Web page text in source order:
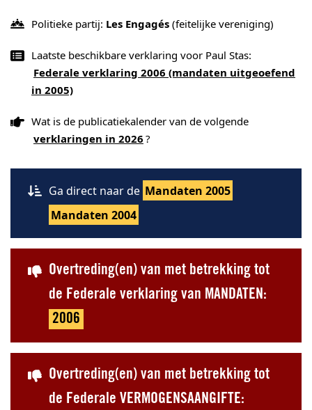
Politieke partij: Les Engagés (feitelijke vereniging)
Laatste beschikbare verklaring voor Paul Stas:
Federale verklaring 2006 (mandaten uitgeoefend
in 2005)
Wat is de publicatiekalender van de volgende
verklaringen in 2026 ?
Ga direct naar de Mandaten 2005
Mandaten 2004
Overtreding(en) van met betrekking tot
de Federale verklaring van MANDATEN:
2006
Overtreding(en) van met betrekking tot
de Federale VERMOGENSAANGIFTE: